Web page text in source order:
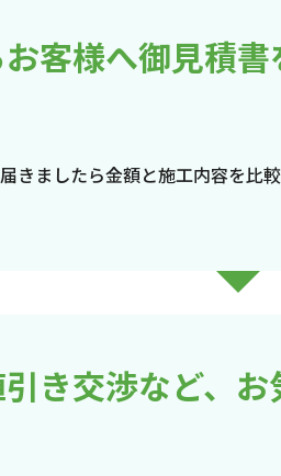
客様へ御見積
きましたら金額と施工内容を比
き交渉など、